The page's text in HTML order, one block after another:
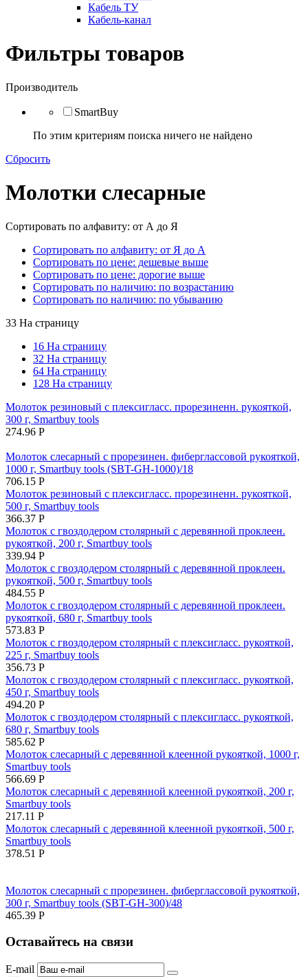
Кабель ТУ
Кабель-канал
Фильтры товаров
Производитель
SmartBuy
По этим критериям поиска ничего не найдено
Сбросить
Молотки слесарные
Сортировать по алфавиту: от А до Я
Сортировать по алфавиту: от Я до А
Сортировать по цене: дешевые выше
Сортировать по цене: дорогие выше
Сортировать по наличию: по возрастанию
Сортировать по наличию: по убыванию
33 На страницу
16 На страницу
32 На страницу
64 На страницу
128 На страницу
Молоток резиновый с плексигласс. прорезиненн. рукояткой,
300 г, Smartbuy tools
274.96 Р
Молоток слесарный с прорезинен. фиберглассовой рукояткой,
1000 г, Smartbuy tools (SBT-GH-1000)/18
706.15 Р
Молоток резиновый с плексигласс. прорезиненн. рукояткой,
500 г, Smartbuy tools
366.37 Р
Молоток с гвоздодером столярный с деревянной проклеен.
рукояткой, 200 г, Smartbuy tools
339.94 Р
Молоток с гвоздодером столярный с деревянной проклеен.
рукояткой, 500 г, Smartbuy tools
484.55 Р
Молоток с гвоздодером столярный с деревянной проклеен.
рукояткой, 680 г, Smartbuy tools
573.83 Р
Молоток с гвоздодером столярный с плексигласс. рукояткой,
225 г, Smartbuy tools
356.73 Р
Молоток с гвоздодером столярный с плексигласс. рукояткой,
450 г, Smartbuy tools
494.20 Р
Молоток с гвоздодером столярный с плексигласс. рукояткой,
680 г, Smartbuy tools
585.62 Р
Молоток слесарный с деревянной клеенной рукояткой, 1000 г,
Smartbuy tools
566.69 Р
Молоток слесарный с деревянной клеенной рукояткой, 200 г,
Smartbuy tools
217.11 Р
Молоток слесарный с деревянной клеенной рукояткой, 500 г,
Smartbuy tools
378.51 Р
Молоток слесарный с прорезинен. фиберглассовой рукояткой,
300 г, Smartbuy tools (SBT-GH-300)/48
465.39 Р
Оставайтесь на связи
E-mail